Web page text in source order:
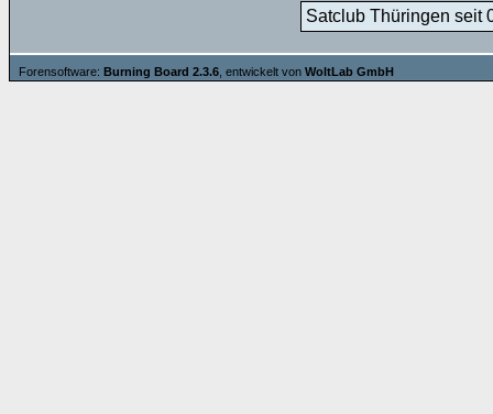
Satclub Thüringen seit
Forensoftware: Burning Board 2.3.6 , entwickelt von WoltLab GmbH